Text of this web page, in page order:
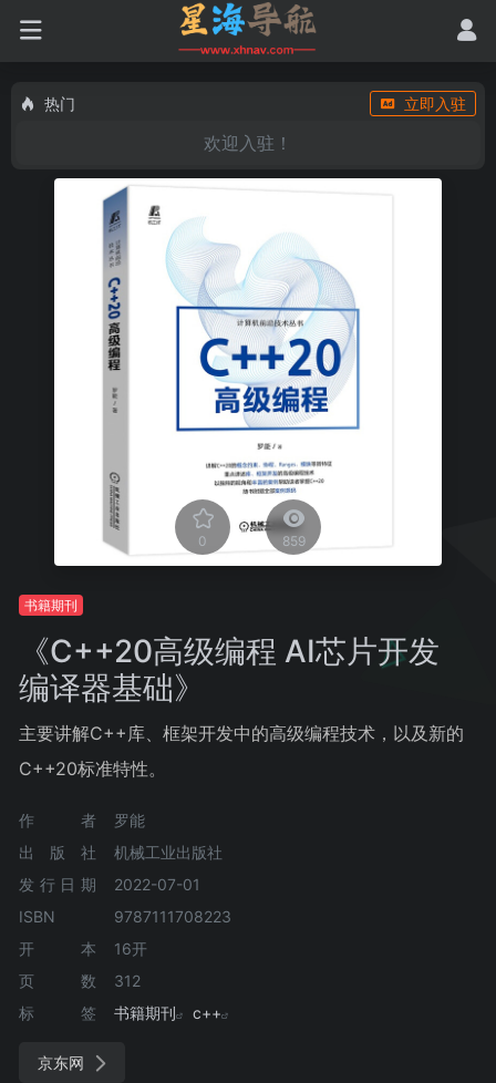
热门 立即入驻
欢迎入驻！
0 859
书籍期刊
《C++20高级编程 AI芯片开发
编译器基础》
主要讲解C++库、框架开发中的高级编程技术，以及新的
C++20标准特性。
作者
罗能
出版社
机械工业出版社
发行日期
2022-07-01
ISBN
9787111708223
开本
16开
页数
312
标签
书籍期刊 c++
京东网